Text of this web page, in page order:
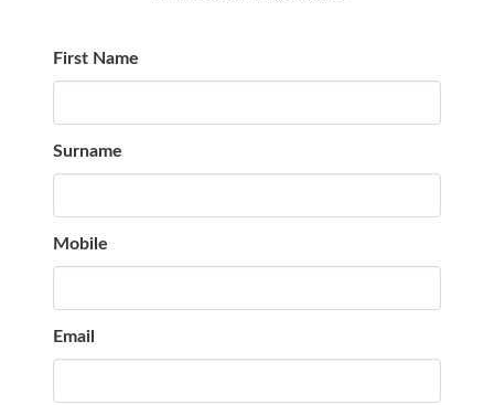
First Name
Surname
Mobile
Email